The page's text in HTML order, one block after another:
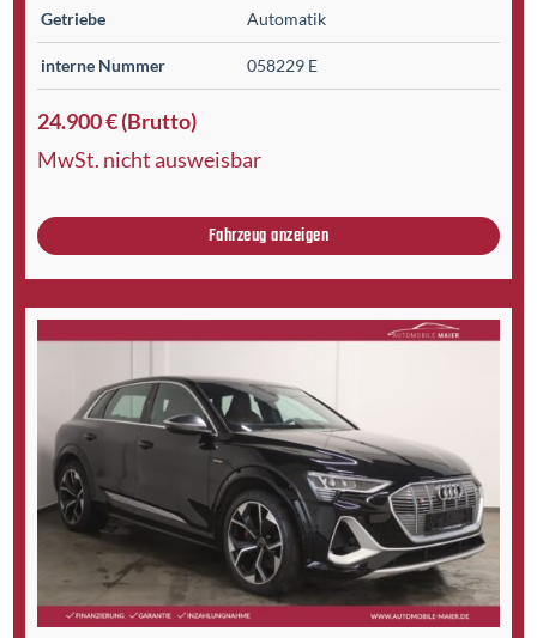
Getriebe Automatik
interne Nummer 058229 E
24.900 € (Brutto)
MwSt. nicht ausweisbar
Fahrzeug anzeigen